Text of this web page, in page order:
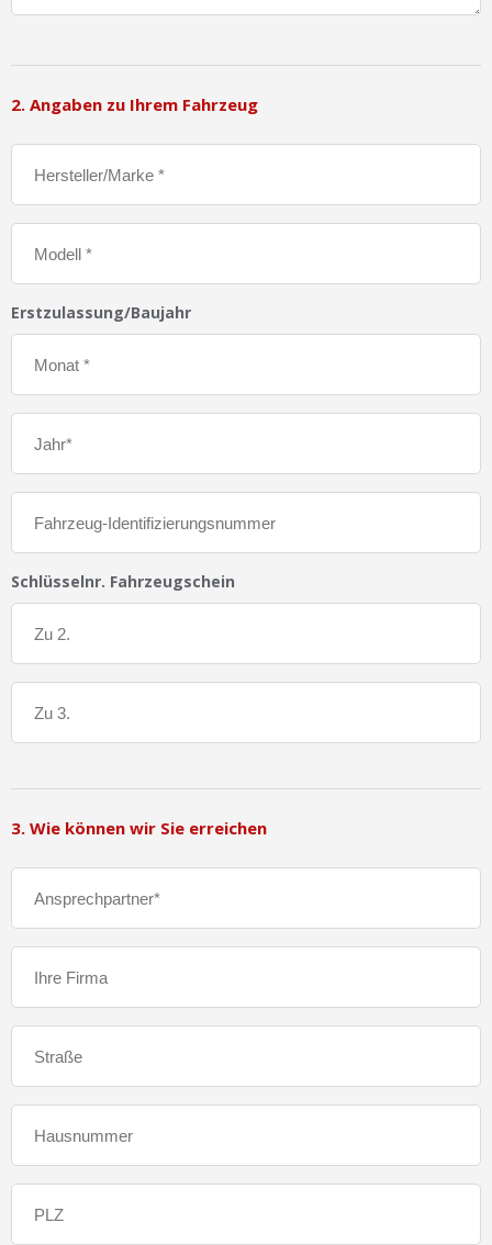
2. Angaben zu Ihrem Fahrzeug
Erstzulassung/Baujahr
Schlüsselnr. Fahrzeugschein
3. Wie können wir Sie erreichen